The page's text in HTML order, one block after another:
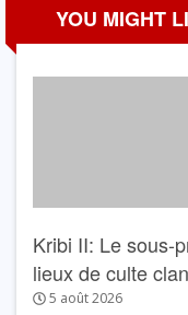
YOU MIGHT
Kribi II: Le sous-
lieux de culte
5 août 2026